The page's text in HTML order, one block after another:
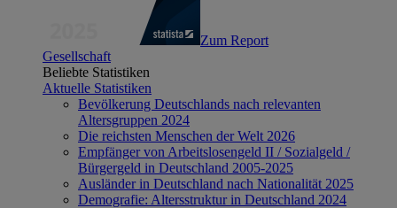
Zum Report
Gesellschaft
Beliebte Statistiken
Aktuelle Statistiken
Bevölkerung Deutschlands nach relevanten
Altersgruppen 2024
Die reichsten Menschen der Welt 2026
Empfänger von Arbeitslosengeld II / Sozialgeld /
Bürgergeld in Deutschland 2005-2025
Ausländer in Deutschland nach Nationalität 2025
Demografie: Altersstruktur in Deutschland 2024